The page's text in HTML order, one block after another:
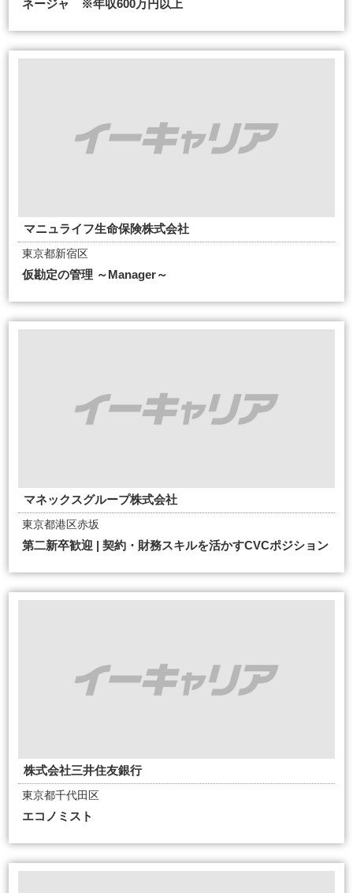
ネージャ ※年収600万円以上
マニュライフ生命保険株式会社
東京都新宿区
仮勘定の管理 ～Manager～
マネックスグループ株式会社
東京都港区赤坂
第二新卒歓迎 | 契約・財務スキルを活かすCVCポジション
株式会社三井住友銀行
東京都千代田区
エコノミスト